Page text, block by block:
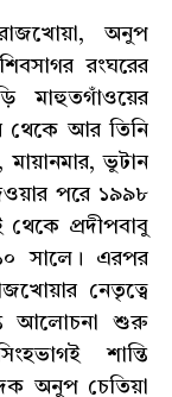
অনুপ
রংঘরের
মাহুতগাঁওয়ের
থেকে আর তিনি
মায়ানমার, ভুটান
পরে ১৯৯৮
প্রদীপবাবু
সালে। এরপর
নেতৃত্বে
আলোচনা শুরু
শান্তি
অনুপ চেতিয়া